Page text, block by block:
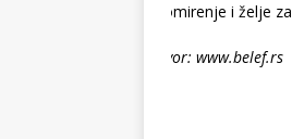
pomirenje i želje
Izvor: www.belef.rs